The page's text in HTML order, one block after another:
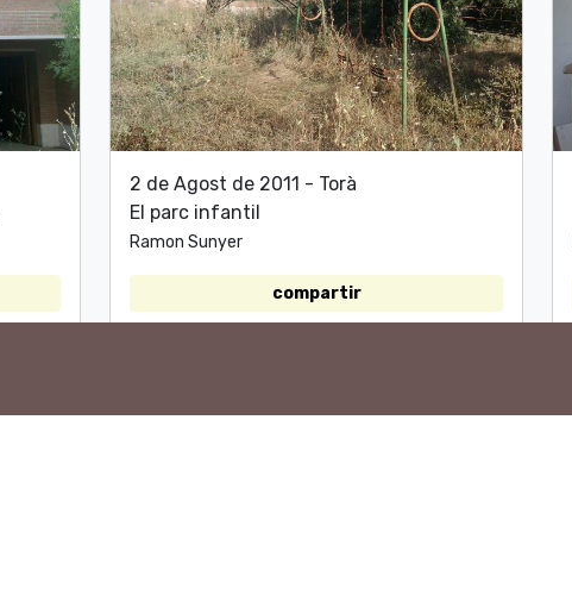
2 de Agost de 2011 - Torà
El parc infantil
Ramon Sunyer
compartir